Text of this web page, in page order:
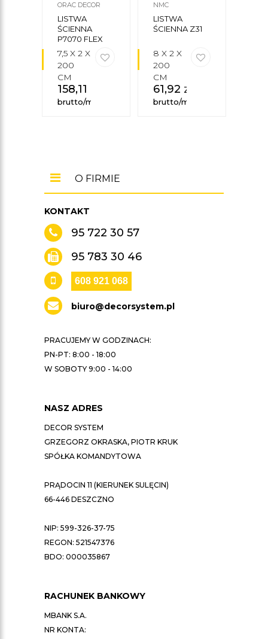
ORAC DECOR
LISTWA
ŚCIENNA
P7070 FLEX
7,5 X 2 X
200
CM
158,11
brutto/mb
NMC
LISTWA
ŚCIENNA Z31
8 X 2 X
200
CM
61,92 zł
brutto/mb
KONTAKT
95 722 30 57
95 783 30 46
608 921 068
biuro@decorsystem.pl
PRACUJEMY W GODZINACH:
PN-PT: 8:00 - 18:00
W SOBOTY 9:00 - 14:00
NASZ ADRES
DECOR SYSTEM
GRZEGORZ OKRASKA, PIOTR KRUK
SPÓŁKA KOMANDYTOWA
PRĄDOCIN 11 (KIERUNEK SULĘCIN)
66-446 DESZCZNO
NIP: 599-326-37-75
REGON: 521547376
BDO: 000035867
O FIRMIE
RACHUNEK BANKOWY
MBANK S.A.
NR KONTA: